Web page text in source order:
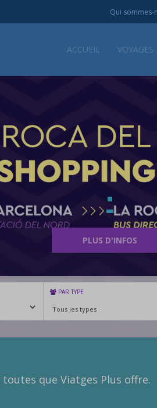
Qui sommes-
ACCUEIL VOYAGES
PLUS D'INFOS
PAR TYPE
que Viatges Plus offre.